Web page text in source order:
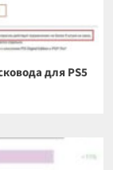
для PS5